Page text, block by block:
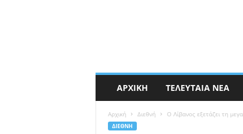
ΑΡΧΙΚΉ ΤΕΛΕΥΤΑΊΑ ΝΈΑ
Αρχική Διεθνή Ο Λίβανος εξετάζει τη
ΔΙΕΘΝΉ